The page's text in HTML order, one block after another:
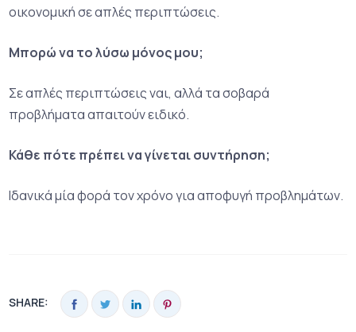
οικονομική σε απλές περιπτώσεις.
Μπορώ να το λύσω μόνος μου;
Σε απλές περιπτώσεις ναι, αλλά τα σοβαρά
προβλήματα απαιτούν ειδικό.
Κάθε πότε πρέπει να γίνεται συντήρηση;
Ιδανικά μία φορά τον χρόνο για αποφυγή προβλημάτων.
SHARE: